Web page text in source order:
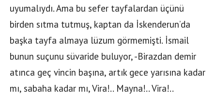
uyumalıydı. Ama bu sefer tayfalardan üçünü
birden sıtma tutmuş, kaptan da İskenderun’da
başka tayfa almaya lüzum görmemişti. İsmail
bunun suçunu süvaride buluyor, -Birazdan demir
atınca geç vincin başına, artık gece yarısına kadar
mı, sabaha kadar mı, Vira!.. Mayna!.. Vira!..